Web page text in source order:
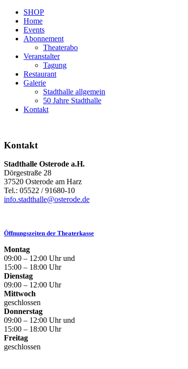
SHOP
Home
Events
Abonnement
Theaterabo
Veranstalter
Tagung
Restaurant
Galerie
Stadthalle allgemein
50 Jahre Stadthalle
Kontakt
Kontakt
Stadthalle Osterode a.H.
Dörgestraße 28
37520 Osterode am Harz
Tel.: 05522 / 91680-10
info.stadthalle@osterode.de
Öffnungszeiten der Theaterkasse
Montag
09:00 – 12:00 Uhr und
15:00 – 18:00 Uhr
Dienstag
09:00 – 12:00 Uhr
Mittwoch
geschlossen
Donnerstag
09:00 – 12:00 Uhr und
15:00 – 18:00 Uhr
Freitag
geschlossen